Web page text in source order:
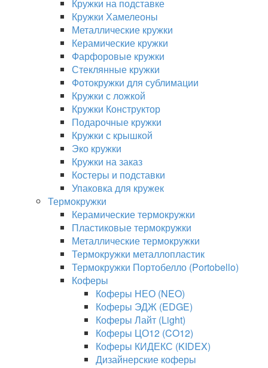
Кружки на подставке
Кружки Хамелеоны
Металлические кружки
Керамические кружки
Фарфоровые кружки
Стеклянные кружки
Фотокружки для сублимации
Кружки с ложкой
Кружки Конструктор
Подарочные кружки
Кружки с крышкой
Эко кружки
Кружки на заказ
Костеры и подставки
Упаковка для кружек
Термокружки
Керамические термокружки
Пластиковые термокружки
Металлические термокружки
Термокружки металлопластик
Термокружки Портобелло (Portobello)
Коферы
Коферы НЕО (NEO)
Коферы ЭДЖ (EDGE)
Коферы Лайт (Light)
Коферы ЦО12 (CO12)
Коферы КИДЕКС (KIDEX)
Дизайнерские коферы